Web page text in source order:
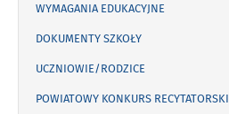
WYMAGANIA EDUKACYJNE
DOKUMENTY SZKOŁY
UCZNIOWIE/RODZICE
POWIATOWY KONKURS